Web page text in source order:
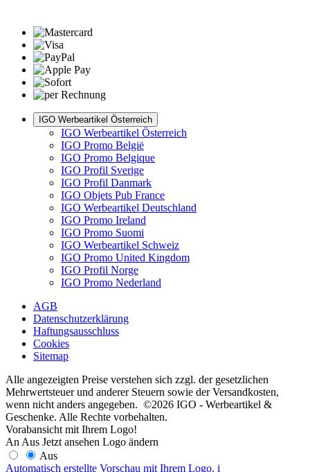
IGO Werbeartikel Österreich
IGO Werbeartikel Österreich
IGO Promo België
IGO Promo Belgique
IGO Profil Sverige
IGO Profil Danmark
IGO Objets Pub France
IGO Werbeartikel Deutschland
IGO Promo Ireland
IGO Promo Suomi
IGO Werbeartikel Schweiz
IGO Promo United Kingdom
IGO Profil Norge
IGO Promo Nederland
AGB
Datenschutzerklärung
Haftungsausschluss
Cookies
Sitemap
Alle angezeigten Preise verstehen sich zzgl. der gesetzlichen
Mehrwertsteuer und anderer Steuern sowie der Versandkosten,
wenn nicht anders angegeben. ©2026 IGO - Werbeartikel &
Geschenke. Alle Rechte vorbehalten.
Vorabansicht mit Ihrem Logo!
An Aus Jetzt ansehen Logo ändern
Aus
Automatisch erstellte Vorschau mit Ihrem Logo. i